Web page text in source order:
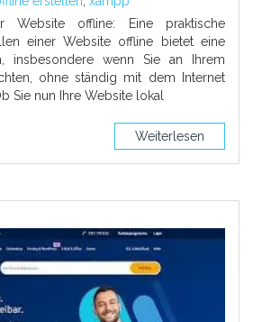
Website offline: Eine praktische
einer Website offline bietet eine
insbesondere wenn Sie an Ihrem
ohne ständig mit dem Internet
Sie nun Ihre Website lokal
Weiterlesen